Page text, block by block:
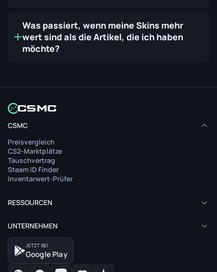
Was passiert, wenn meine Skins mehr
wert sind als die Artikel, die ich haben
möchte?
CSMC
Preisvergleich
CS2-Marktplätze
Tauschvertrag
Steam ID Finder
Inventarwert-Prüfer
RESSOURCEN
UNTERNEHMEN
JETZT BEI
Google Play